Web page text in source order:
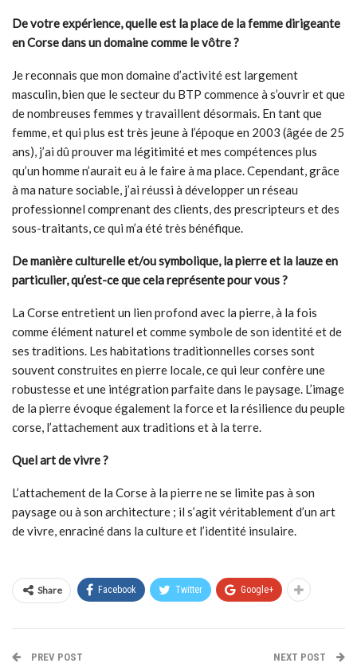
De votre expérience, quelle est la place de la femme dirigeante
en Corse dans un domaine comme le vôtre ?
Je reconnais que mon domaine d’activité est largement
masculin, bien que le secteur du BTP commence à s’ouvrir et que
de nombreuses femmes y travaillent désormais. En tant que
femme, et qui plus est très jeune à l’époque en 2003 (âgée de 25
ans), j’ai dû prouver ma légitimité et mes compétences plus
qu’un homme n’aurait eu à le faire à ma place. Cependant, grâce
à ma nature sociable, j’ai réussi à développer un réseau
professionnel comprenant des clients, des prescripteurs et des
sous-traitants, ce qui m’a été très bénéfique.
De manière culturelle et/ou symbolique, la pierre et la lauze en
particulier, qu’est-ce que cela représente pour vous ?
La Corse entretient un lien profond avec la pierre, à la fois
comme élément naturel et comme symbole de son identité et de
ses traditions. Les habitations traditionnelles corses sont
souvent construites en pierre locale, ce qui leur confère une
robustesse et une intégration parfaite dans le paysage. L’image
de la pierre évoque également la force et la résilience du peuple
corse, l’attachement aux traditions et à la terre.
Quel art de vivre ?
L’attachement de la Corse à la pierre ne se limite pas à son
paysage ou à son architecture ; il s’agit véritablement d’un art
de vivre, enraciné dans la culture et l’identité insulaire.
Share Facebook Twitter Google+
PREV POST NEXT POST